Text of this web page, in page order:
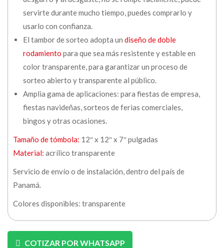
servirte durante mucho tiempo, puedes comprarlo y
usarlo con confianza.
El tambor de sorteo adopta un diseño de doble
rodamiento para que sea más resistente y estable en
color transparente, para garantizar un proceso de
sorteo abierto y transparente al público.
Amplia gama de aplicaciones: para fiestas de empresa,
fiestas navideñas, sorteos de ferias comerciales,
bingos y otras ocasiones.
Tamaño de tómbola: 12″ x 12″ x 7″ pulgadas
Material: acrílico transparente
Servicio de envío o de instalación, dentro del país de
Panamá.
Colores disponibles: transparente
COTIZAR POR WHATSAPP